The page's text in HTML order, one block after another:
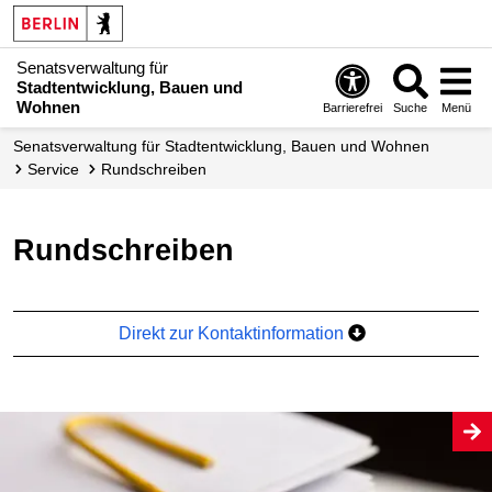
Senatsverwaltung für
Stadtentwicklung, Bauen und
Wohnen
Barrierefrei Suche Menü
Senats­verwaltung für Stadtentwicklung, Bauen und Wohnen
Service
Rundschreiben
Rundschreiben
Direkt zur Kontaktinformation